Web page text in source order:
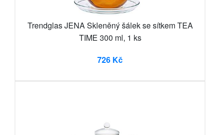
Trendglas JENA Skleněný šálek se sítkem TEA
TIME 300 ml, 1 ks
726 Kč